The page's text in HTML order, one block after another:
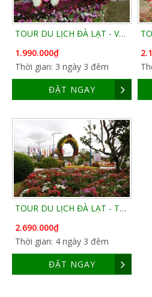
TOUR DU LỊCH ĐÀ LẠT - VƯỜN HOA - THUNG LŨNG TÌNH YÊU - LANGBIANG - DINH BẢO ĐẠI
1.990.000₫
Thời gian: 3 ngày 3 đêm
ĐẶT NGAY
TOUR DU LỊCH ĐÀ LẠT - THUNG LŨNG TÌNH YÊU - DINH III - LANGBIANG
2.690.000₫
Thời gian: 4 ngày 3 đêm
ĐẶT NGAY